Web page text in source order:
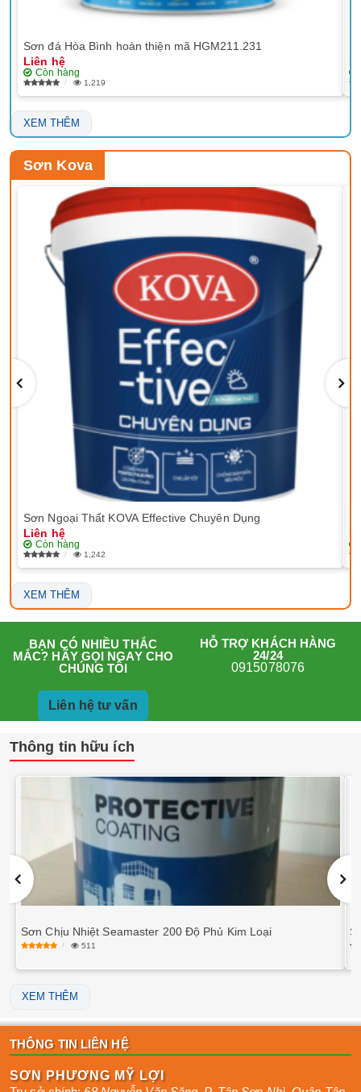
Sơn đá Hòa Bình hoàn thiện mã HGM211.231
Liên hệ
Còn hàng
1,219
XEM THÊM
Sơn Kova
Sơn Ngoại Thất KOVA Effective Chuyên Dụng
Liên hệ
Còn hàng
1,242
XEM THÊM
BẠN CÓ NHIỀU THẮC
MẮC? HÃY GỌI NGAY CHO
CHÚNG TÔI
HỖ TRỢ KHÁCH HÀNG
24/24
0915078076
Liên hệ tư vấn
Thông tin hữu ích
Sơn Chịu Nhiệt Seamaster 200 Độ Phủ Kim Loại
511
XEM THÊM
THÔNG TIN LIÊN HỆ
SƠN PHƯƠNG MỸ LỢI